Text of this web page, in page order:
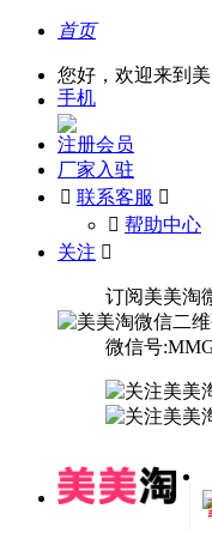
首页
您好，欢迎来到
手机
注册会员
厂家入驻
 联系客服 
󰅃 帮助中心
关注 
订阅美美淘
微信号